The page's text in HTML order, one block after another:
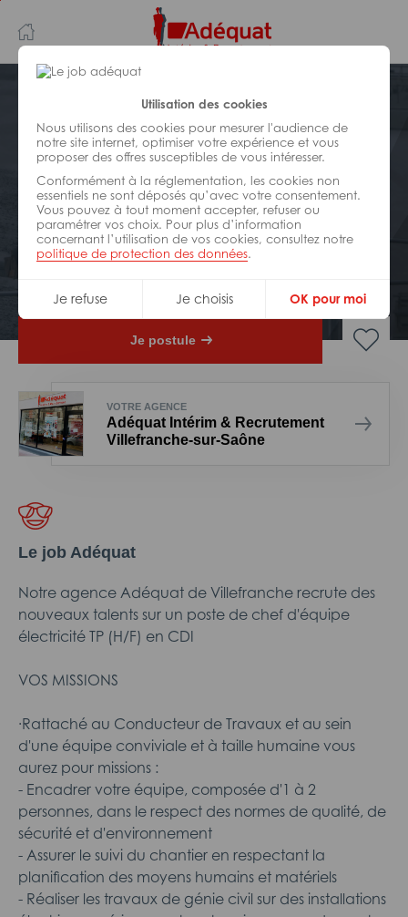
Utilisation des cookies
Nous utilisons des cookies pour mesurer l'audience de
notre site internet, optimiser votre expérience et vous
proposer des offres susceptibles de vous intéresser.
Conformément à la réglementation, les cookies non
essentiels ne sont déposés qu’avec votre consentement.
Vous pouvez à tout moment accepter, refuser ou
paramétrer vos choix. Pour plus d’information
concernant l’utilisation de vos cookies, consultez notre
politique de protection des données.
Je refuse Je choisis OK pour moi
au
contenu
principal
navigation
BÂTIMENT ET TRAVAUX PUBLICS
Réf : 035-321020
Chef d ‘équipe electricien TP en
CDI H/F
Je postule
VOTRE AGENCE
Adéquat Intérim & Recrutement
Villefranche-sur-Saône
Le job Adéquat
Notre agence Adéquat de Villefranche recrute des
nouveaux talents sur un poste de chef d'équipe
électricité TP (H/F) en CDI
VOS MISSIONS
·Rattaché au Conducteur de Travaux et au sein
d'une équipe conviviale et à taille humaine vous
aurez pour missions :
- Encadrer votre équipe, composée d'1 à 2
personnes, dans le respect des normes de qualité, de
sécurité et d'environnement
- Assurer le suivi du chantier en respectant la
planification des moyens humains et matériels
- Réaliser les travaux de génie civil sur des installations